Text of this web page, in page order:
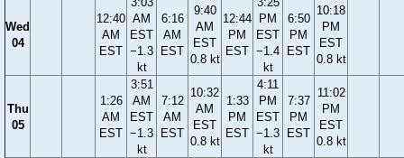
Wed
04
12:40
AM
EST
AM
EST
−1.3
kt
6:16
AM
EST
9:40
AM
EST
0.8 kt
12:44
PM
EST
PM
EST
−1.4
kt
6:50
PM
EST
10:18
PM
EST
0.8 kt
Thu
05
1:26
AM
EST
3:51
AM
EST
−1.3
kt
7:12
AM
EST
10:32
AM
EST
0.8 kt
1:33
PM
EST
4:11
PM
EST
−1.3
kt
7:37
PM
EST
11:02
PM
EST
0.8 kt